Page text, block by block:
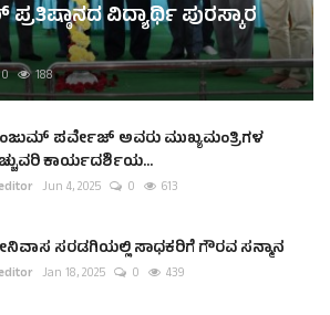
ವಿದ್ಯಾರ್ಥಿ ಪುರಸ್ಕಾರ
0 188
ಪರ್ವೇಜ್ ಅವರು ಮುಖ್ಯಮಂತ್ರಿಗಳ
ಕಾರ್ಯದರ್ಶಿಯ...
Jun 4, 2025 0 613
ಸರಡಗಿಯಲ್ಲಿ ಸಾಧಕರಿಗೆ ಗೌರವ ಸನ್ಮಾನ
Jan 18, 2025 0 439